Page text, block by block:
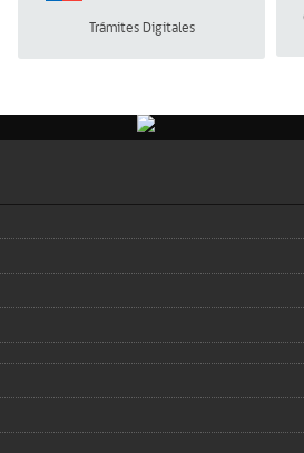
Trámites Digitales